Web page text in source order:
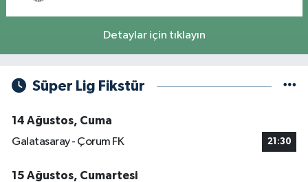
Detaylar için tıklayın
Süper Lig Fikstür
14 Ağustos, Cuma
Galatasaray - Çorum FK
21:30
15 Ağustos, Cumartesi